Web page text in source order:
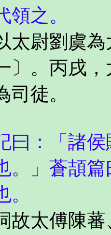
之。
尉劉虞為
〕。丙戌
徒。
曰：「諸
。」蒼頡
太傅陳蕃